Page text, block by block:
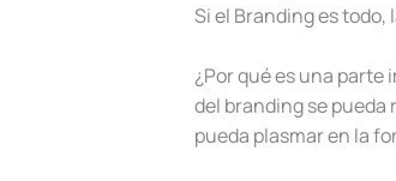
Si el Branding es
¿Por qué es una
del branding se
pueda plasmar en la